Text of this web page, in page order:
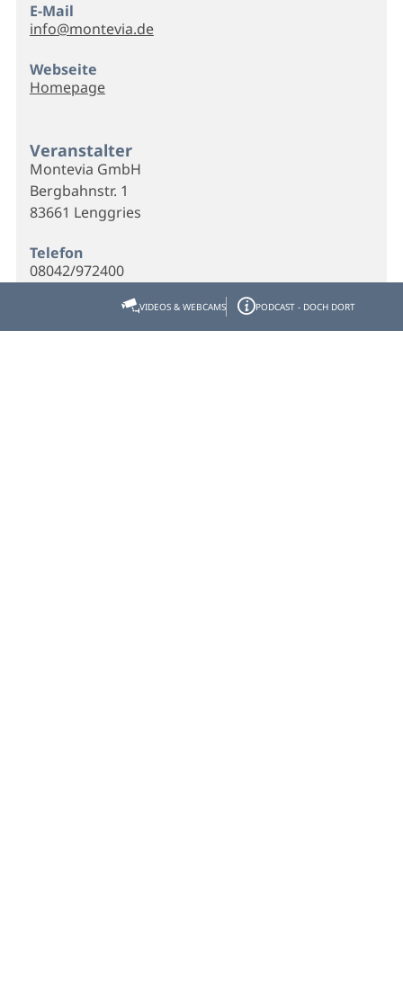
E-Mail
info@montevia.de
Webseite
Homepage
Veranstalter
Montevia GmbH
Bergbahnstr. 1
83661 Lenggries
Telefon
08042/972400
info@montevia.de
VIDEOS & WEBCAMS PODCAST - DOCH DORT